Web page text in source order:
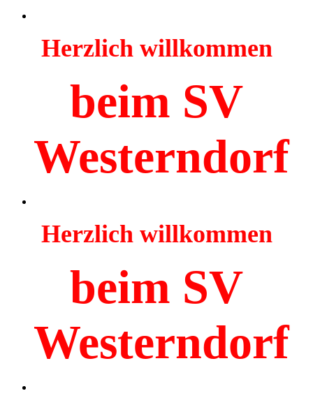
Herzlich willkommen
beim SV
Westerndorf
Herzlich willkommen
beim SV
Westerndorf